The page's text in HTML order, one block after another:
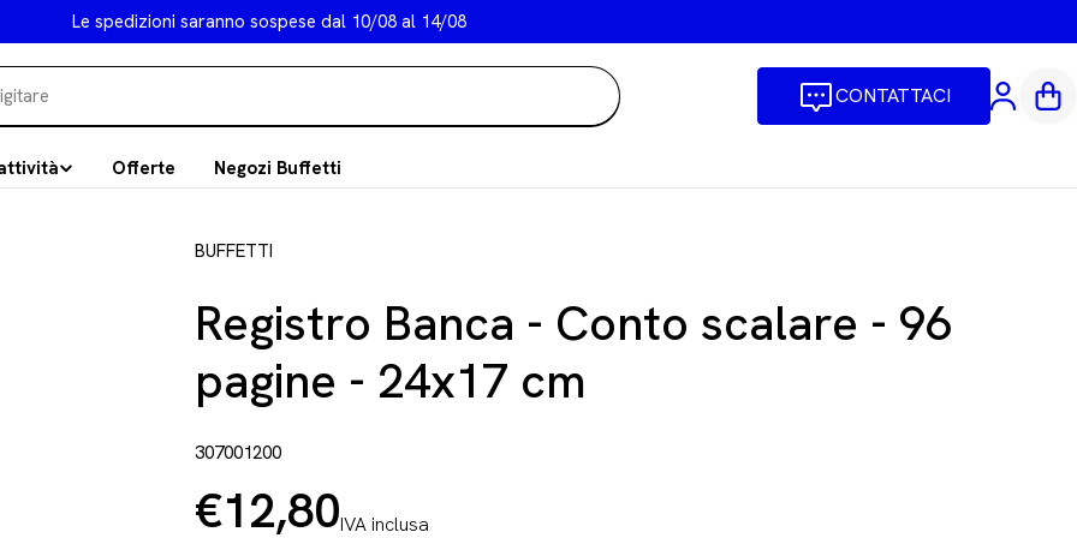
Le spedizioni saranno sospese dal 10/08 al 14/08
CONTATTACI
Offerte Negozi Buffetti
BUFFETTI
Registro Banca - Conto scalare - 96
pagine - 24x17 cm
307001200
Prezzo
€12,80IVA inclusa